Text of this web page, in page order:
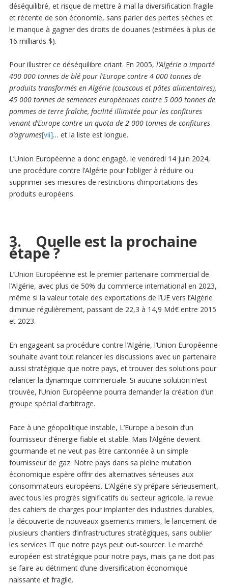
déséquilibré, et risque de mettre à mal la diversification fragile
et récente de son économie, sans parler des pertes sèches et
le manque à gagner des droits de douanes (estimées à plus de
16 milliards $).
Pour illustrer ce déséquilibre criant. En 2005, l’Algérie a importé
400 000 tonnes de blé pour l’Europe contre 4 000 tonnes de
produits transformés en Algérie (couscous et pâtes alimentaires),
45 000 tonnes de semences européennes contre 5 000 tonnes de
pommes de terre fraîche, facilité illimitée pour les confitures
venant d’Europe contre un quota de 2 000 tonnes de confitures
d’agrumes[vii]… et la liste est longue.
L’Union Européenne a donc engagé, le vendredi 14 juin 2024,
une procédure contre l’Algérie pour l’obliger à réduire ou
supprimer ses mesures de restrictions d’importations des
produits européens.
3. Quelle est la prochaine
étape ?
L’Union Européenne est le premier partenaire commercial de
l’Algérie, avec plus de 50% du commerce international en 2023,
même si la valeur totale des exportations de l’UE vers l’Algérie
diminue régulièrement, passant de 22,3 à 14,9 Md€ entre 2015
et 2023.
En engageant sa procédure contre l’Algérie, l’Union Européenne
souhaite avant tout relancer les discussions avec un partenaire
aussi stratégique que notre pays, et trouver des solutions pour
relancer la dynamique commerciale. Si aucune solution n’est
trouvée, l’Union Européenne pourra demander la création d’un
groupe spécial d’arbitrage.
Face à une géopolitique instable, L’Europe a besoin d’un
fournisseur d’énergie fiable et stable. Mais l’Algérie devient
gourmande et ne veut pas être cantonnée à un simple
fournisseur de gaz. Notre pays dans sa pleine mutation
économique espère offrir des alternatives sérieuses aux
consommateurs européens. L’Algérie s’y prépare sérieusement,
avec tous les progrès significatifs du secteur agricole, la revue
des cahiers de charges pour implanter des industries durables,
la découverte de nouveaux gisements miniers, le lancement de
plusieurs chantiers d’infrastructures stratégiques, sans oublier
les services IT que notre pays peut out-sourcer. Le marché
européen est stratégique pour notre pays, mais ça ne doit pas
se faire au détriment d’une diversification économique
naissante et fragile.